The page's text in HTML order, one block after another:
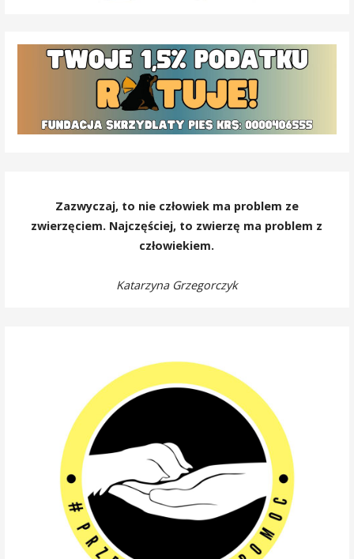
Zazwyczaj, to nie człowiek ma problem ze
zwierzęciem. Najczęściej, to zwierzę ma problem z
człowiekiem.
Katarzyna Grzegorczyk